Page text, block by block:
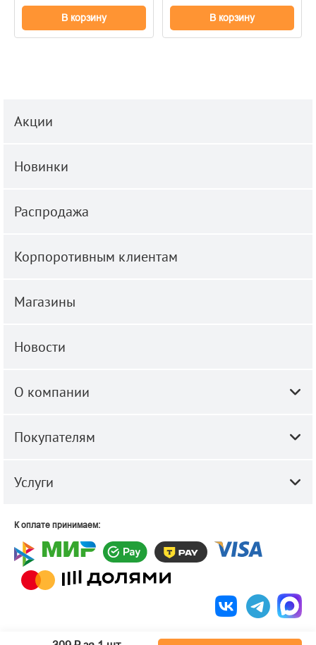
В корзину В корзину
Акции
Новинки
Распродажа
Корпоротивным клиентам
Магазины
Новости
О компании
Покупателям
Услуги
К оплате принимаем:
Строительные и отделочные